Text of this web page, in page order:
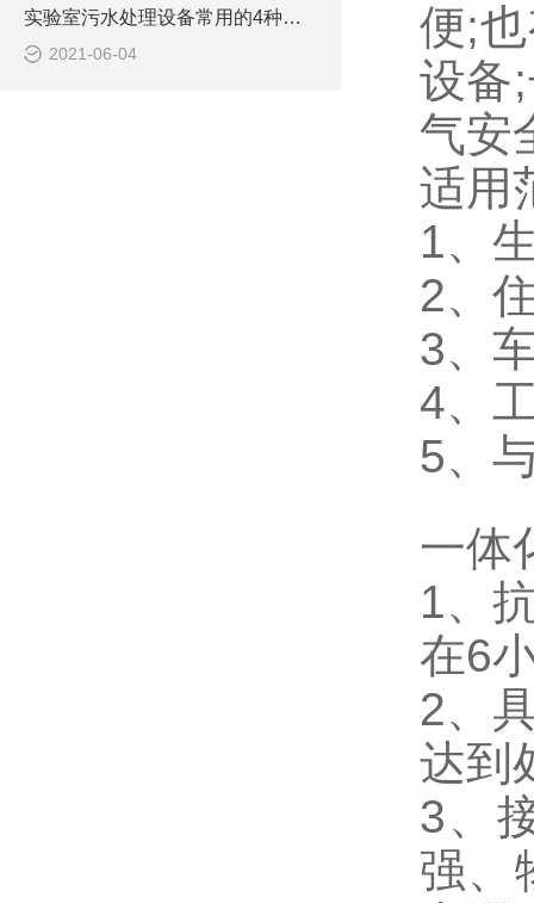
实验室污水处理设备常用的4种废水处理的办法
2021-06-04
便;
设备
气安
适用
1、
2、
3、
4、
5、
一体
1、
在6
2、
达到
3、
强、